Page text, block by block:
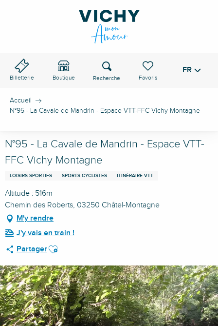
Billetterie Boutique
Voir les favoris
Recherche FR
Accueil
N°95 - La Cavale de Mandrin - Espace VTT-FFC Vichy Montagne
N°95 - La Cavale de Mandrin - Espace VTT-
FFC Vichy Montagne
LOISIRS SPORTIFS SPORTS CYCLISTES ITINÉRAIRE VTT
Altitude : 516m
Chemin des Roberts, 03250 Châtel-Montagne
M'y rendre
J'y vais en train !
PartagerAjouter aux favoris